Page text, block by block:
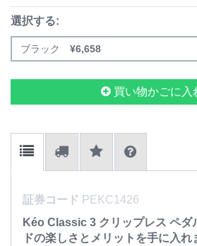
選択する:
ブラック ¥6,658
買い物かごに入
証券コード PEKC1426
Kéo Classic 3 クリップレス ペダ
ドの楽しさとメリットを手に入れ